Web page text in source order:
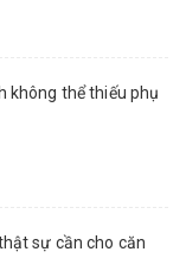
không thể thiếu phụ
sự cần cho căn